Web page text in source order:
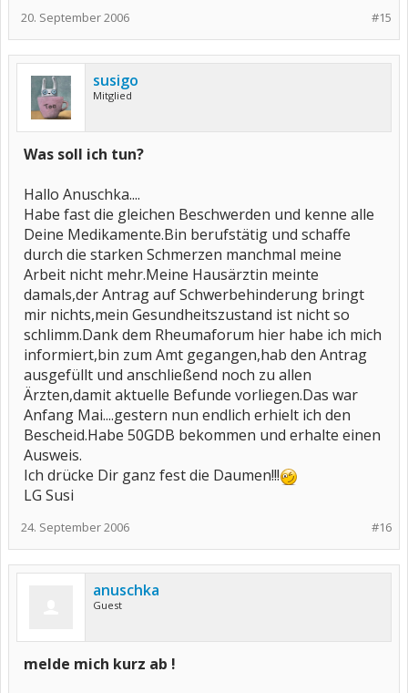
#15
20. September 2006
susigo
Mitglied
Was soll ich tun?
Hallo Anuschka....
Habe fast die gleichen Beschwerden und kenne alle
Deine Medikamente.Bin berufstätig und schaffe
durch die starken Schmerzen manchmal meine
Arbeit nicht mehr.Meine Hausärztin meinte
damals,der Antrag auf Schwerbehinderung bringt
mir nichts,mein Gesundheitszustand ist nicht so
schlimm.Dank dem Rheumaforum hier habe ich mich
informiert,bin zum Amt gegangen,hab den Antrag
ausgefüllt und anschließend noch zu allen
Ärzten,damit aktuelle Befunde vorliegen.Das war
Anfang Mai....gestern nun endlich erhielt ich den
Bescheid.Habe 50GDB bekommen und erhalte einen
Ausweis.
Ich drücke Dir ganz fest die Daumen!!!
LG Susi
#16
24. September 2006
anuschka
Guest
melde mich kurz ab !